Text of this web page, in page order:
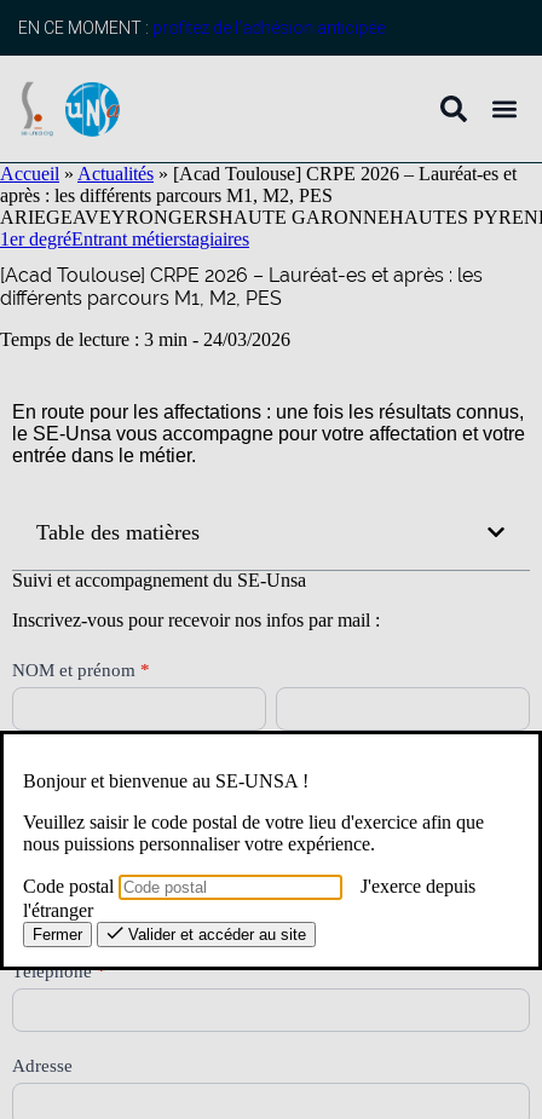
principal
EN CE MOMENT : profitez de l’adhésion anticipée
Accueil » Actualités » [Acad Toulouse] CRPE 2026 – Lauréat-es et
après : les différents parcours M1, M2, PES
ARIEGEAVEYRONGERSHAUTE GARONNEHAUTES
1er degréEntrant métierstagiaires
[Acad Toulouse] CRPE 2026 – Lauréat-es et après : les
différents parcours M1, M2, PES
Temps de lecture : 3 min - 24/03/2026
En route pour les affectations : une fois les résultats connus,
le SE-Unsa vous accompagne pour votre affectation et votre
entrée dans le métier.
Table des matières
Suivi et accompagnement du SE-Unsa
Inscrivez-vous pour recevoir nos infos par mail :
Lauréat-
es
2026
NOM et prénom *
Nom
Nom
Prénom
Prénom
Date de naissance*
E-mail
Téléphone*
Adresse
Adresse
Bonjour et bienvenue au SE-UNSA !
Veuillez saisir le code postal de votre lieu d'exercice afin que
nous puissions personnaliser votre expérience.
Code postal
J'exerce depuis
l'étranger
Fermer Valider et accéder au site